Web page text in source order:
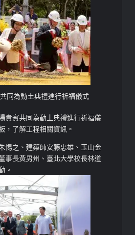
同為動土典禮進行祈福儀式
貴賓共同為動土典禮進行祈福儀
，了解工程相關資訊。
惕之、建築師安藤忠雄、玉山金
事長黃男州、臺北大學校長林道
。